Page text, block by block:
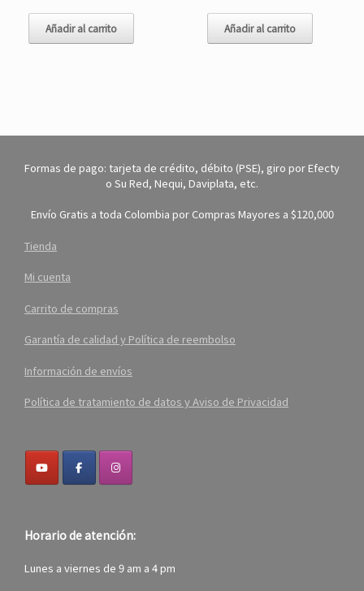
Añadir al carrito Añadir al carrito
Formas de pago: tarjeta de crédito, débito (PSE), giro por Efecty
o Su Red, Nequi, Daviplata, etc.
Envío Gratis a toda Colombia por Compras Mayores a $120,000
Tienda
Mi cuenta
Carrito de compras
Garantía de calidad y Política de reembolso
Información de envíos
Política de tratamiento de datos y Aviso de Privacidad
Horario de atención:
Lunes a viernes de 9 am a 4 pm